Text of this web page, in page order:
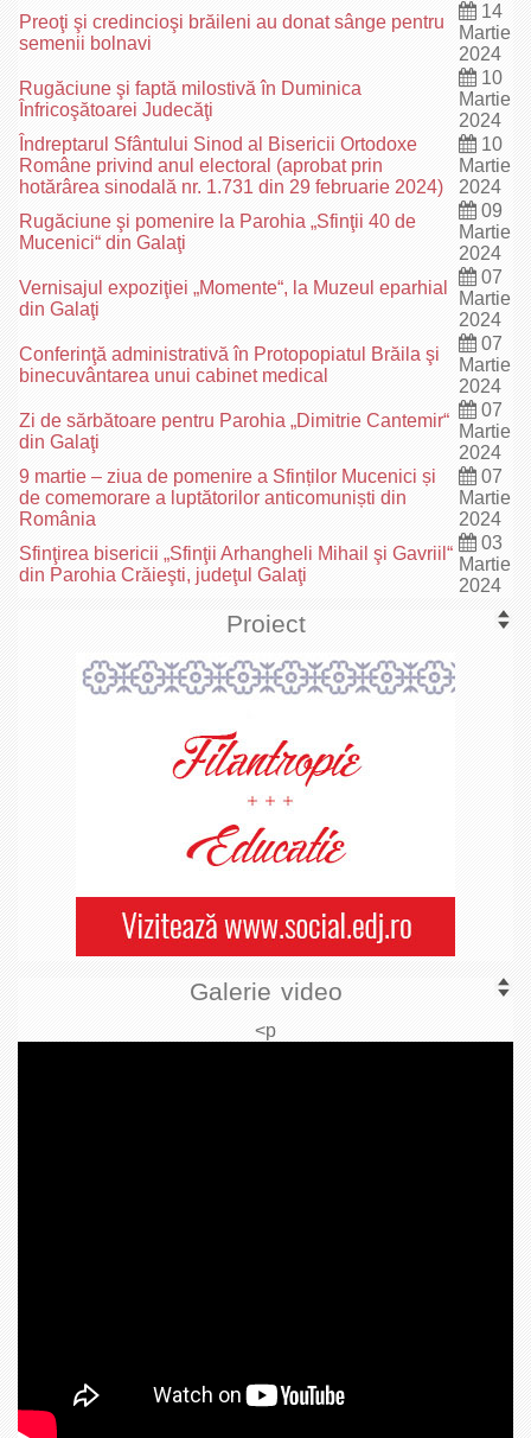
Preoţi şi credincioşi brăileni au donat sânge pentru
semenii bolnavi
14
Martie
2024
Rugăciune şi faptă milostivă în Duminica
Înfricoşătoarei Judecăţi
10
Martie
2024
Îndreptarul Sfântului Sinod al Bisericii Ortodoxe
Române privind anul electoral (aprobat prin
hotărârea sinodală nr. 1.731 din 29 februarie 2024)
10
Martie
2024
Rugăciune şi pomenire la Parohia „Sfinţii 40 de
Mucenici“ din Galaţi
09
Martie
2024
Vernisajul expoziţiei „Momente“, la Muzeul eparhial
din Galaţi
07
Martie
2024
Conferinţă administrativă în Protopopiatul Brăila şi
binecuvântarea unui cabinet medical
07
Martie
2024
Zi de sărbătoare pentru Parohia „Dimitrie Cantemir“
din Galaţi
07
Martie
2024
9 martie – ziua de pomenire a Sfinților Mucenici și
de comemorare a luptătorilor anticomuniști din
România
07
Martie
2024
Sfinţirea bisericii „Sfinţii Arhangheli Mihail şi Gavriil“
din Parohia Crăieşti, judeţul Galaţi
03
Martie
2024
Proiect
Galerie video
<p